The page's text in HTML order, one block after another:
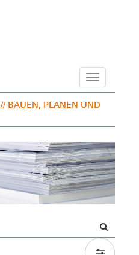
Navigation
// BAUEN, PLANEN UND